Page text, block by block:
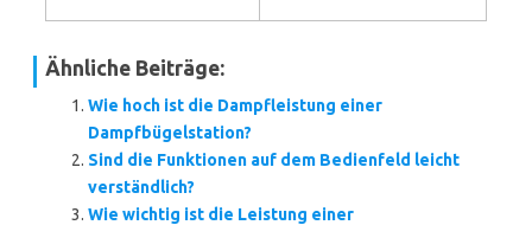
Ähnliche Beiträge:
Wie hoch ist die Dampfleistung einer
Dampfbügelstation?
Sind die Funktionen auf dem Bedienfeld leicht
verständlich?
Wie wichtig ist die Leistung einer